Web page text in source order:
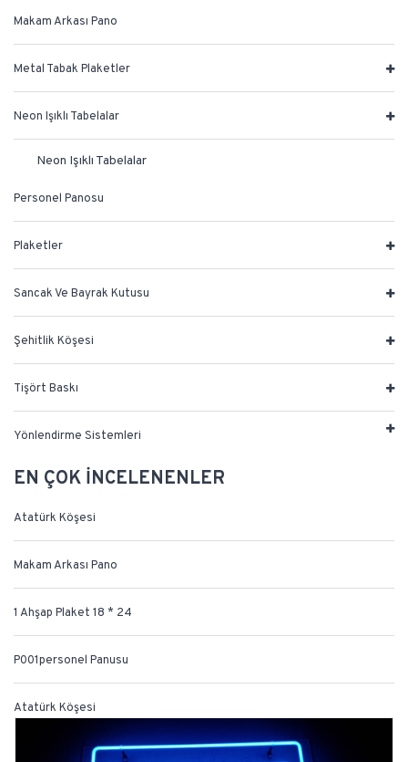
Makam Arkası Pano
Metal Tabak Plaketler
Neon Işıklı Tabelalar
Neon Işıklı Tabelalar
Personel Panosu
Plaketler
Sancak Ve Bayrak Kutusu
Şehitlik Köşesi
Tişört Baskı
Yönlendirme Sistemleri
EN ÇOK İNCELENENLER
Atatürk Köşesi
Makam Arkası Pano
1 Ahşap Plaket 18 * 24
P001personel Panusu
Atatürk Köşesi